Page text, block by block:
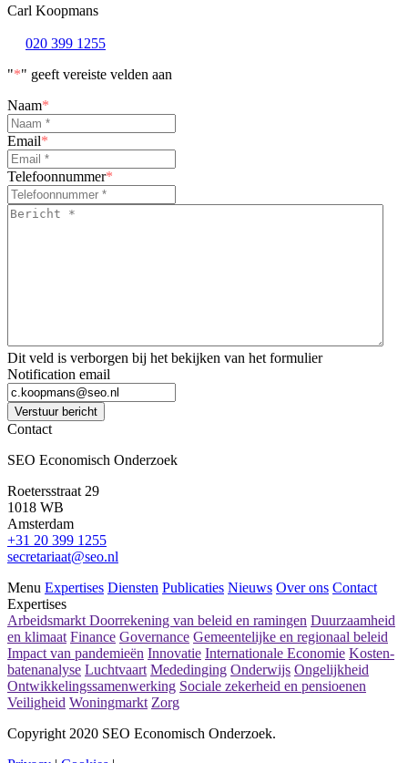
Carl Koopmans
020 399 1255
"*" geeft vereiste velden aan
Naam*
Email*
Telefoonnummer*
Bericht
Dit veld is verborgen bij het bekijken van het formulier
Notification email
Verstuur bericht
Contact
SEO Economisch Onderzoek
Roetersstraat 29
1018 WB
Amsterdam
+31 20 399 1255
secretariaat@seo.nl
Menu Expertises Diensten Publicaties Nieuws Over ons Contact
Expertises
Arbeidsmarkt Doorrekening van beleid en ramingen Duurzaamheid
en klimaat Finance Governance Gemeentelijke en regionaal beleid
Impact van pandemieën Innovatie Internationale Economie Kosten-
batenanalyse Luchtvaart Mededinging Onderwijs Ongelijkheid
Ontwikkelingssamenwerking Sociale zekerheid en pensioenen
Veiligheid Woningmarkt Zorg
Copyright 2020 SEO Economisch Onderzoek.